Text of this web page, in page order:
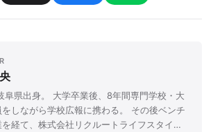
阜県出身。 大学卒業後、8年間専門学校・大
しながら学校広報に携わる。 その後ベンチ
を経て、株式会社リクルートライフスタイル